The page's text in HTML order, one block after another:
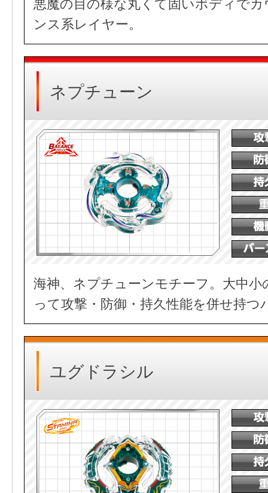
悪魔の目の様な丸くて固いボディで
ンス系レイヤー。
ネプチューン
海神、ネプチューンモチーフ。大中
って攻撃・防御・持久性能を併せ持
ユグドラシル